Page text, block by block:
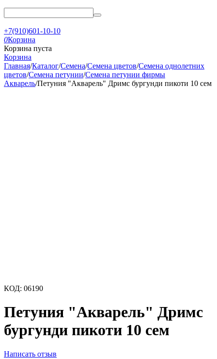
+7(910)601-10-10
0Корзина
Корзина пуста
Корзина
Главная/Каталог/Семена/Семена цветов/Семена однолетних
цветов/Семена петунии/Семена петунии фирмы
Акварель/Петуния "Акварель" Дримс бургунди пикоти 10 сем
КОД: 06190
Петуния "Акварель" Дримс
бургунди пикоти 10 сем
Написать отзыв